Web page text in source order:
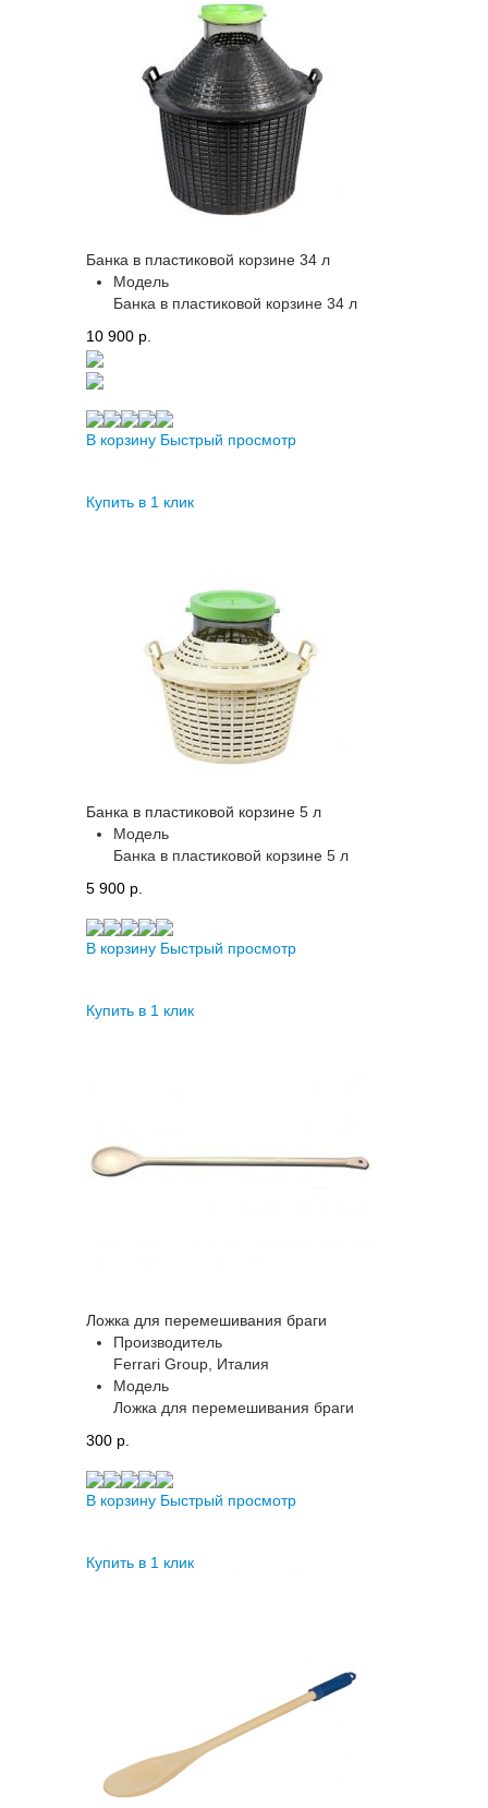
Банка в пластиковой корзине 34 л
Модель
Банка в пластиковой корзине 34 л
10 900 p.
В корзину Быстрый просмотр
Купить в 1 клик
Банка в пластиковой корзине 5 л
Модель
Банка в пластиковой корзине 5 л
5 900 p.
В корзину Быстрый просмотр
Купить в 1 клик
Ложка для перемешивания браги
Производитель
Ferrari Group, Италия
Модель
Ложка для перемешивания браги
300 p.
В корзину Быстрый просмотр
Купить в 1 клик